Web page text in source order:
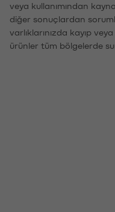
veya kullanımından
diğer sonuçlardan
varlıklarınızda kayıp
ürünler tüm bölgelerde